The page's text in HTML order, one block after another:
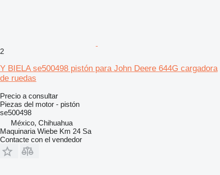
2
Y BIELA se500498 pistón para John Deere 644G cargadora
de ruedas
Precio a consultar
Piezas del motor - pistón
se500498
México, Chihuahua
Maquinaria Wiebe Km 24 Sa
Contacte con el vendedor